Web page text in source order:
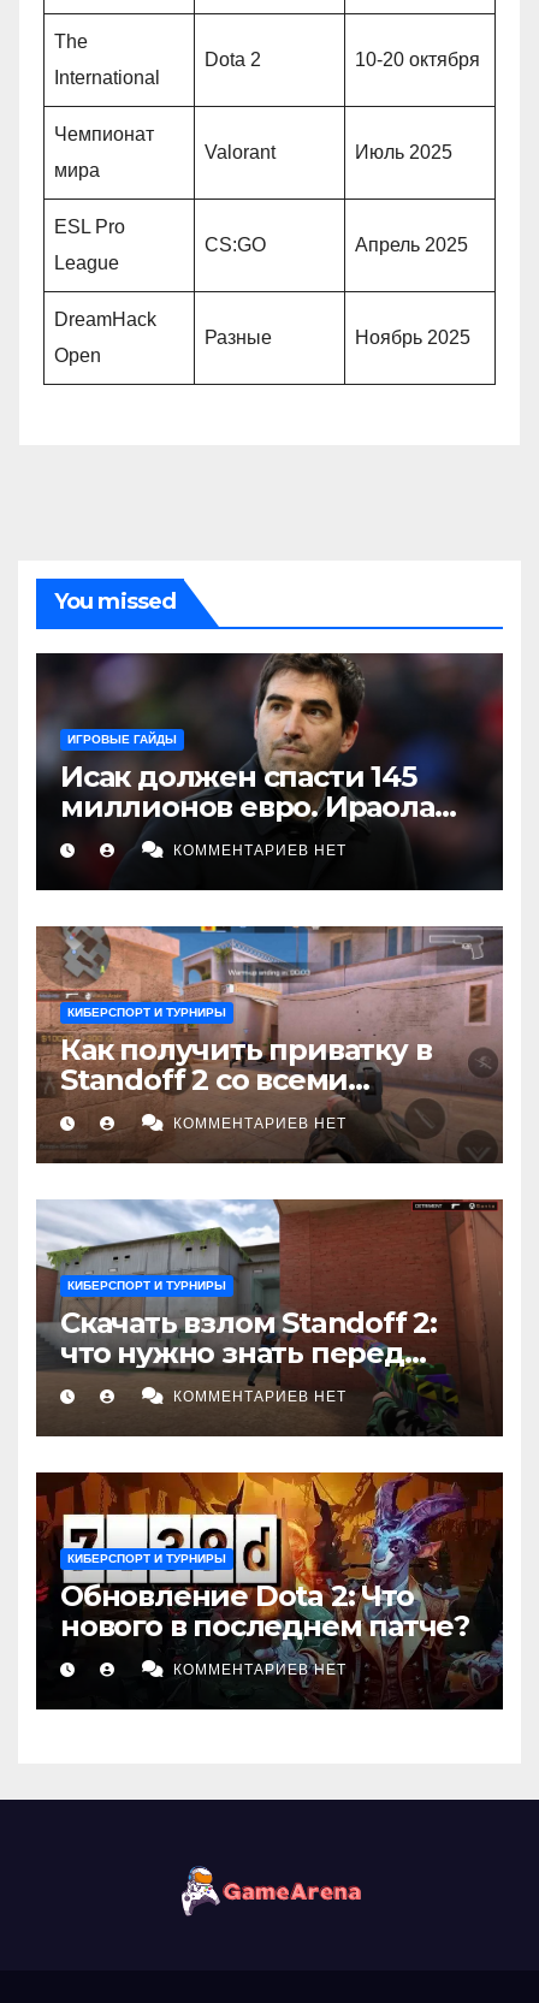
The
International
Dota 2 10-20 октября
Чемпионат
мира
Valorant Июль 2025
ESL Pro
League
CS:GO Апрель 2025
DreamHack
Open
Разные Ноябрь 2025
You missed
ИГРОВЫЕ ГАЙДЫ
Исак должен спасти 145
миллионов евро. Ираола
делает ставку на игрока,
которого «Ливерпуль» пока
не увидел
КОММЕНТАРИЕВ НЕТ
КИБЕРСПОРТ И ТУРНИРЫ
Как получить приватку в
Standoff 2 со всеми
скинами и ножами: Полное
руководствоКОММЕНТАРИЕВ НЕТ
КИБЕРСПОРТ И ТУРНИРЫ
Скачать взлом Standoff 2:
что нужно знать перед
установкойКОММЕНТАРИЕВ НЕТ
КИБЕРСПОРТ И ТУРНИРЫ
Обновление Dota 2: Что
нового в последнем патче?
КОММЕНТАРИЕВ НЕТ